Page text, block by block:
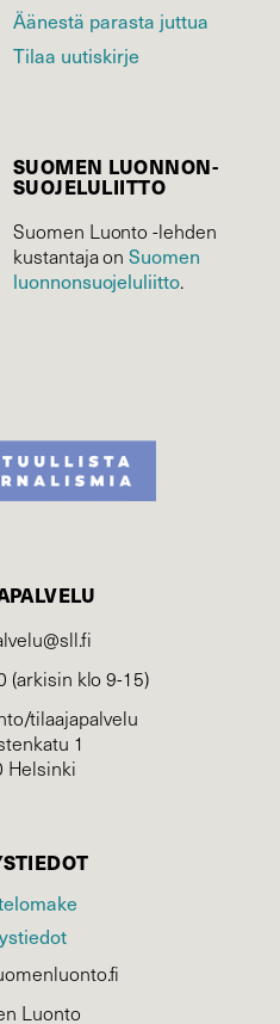
Äänestä parasta juttua
Tilaa uutiskirje
SUOMEN LUONNON­
SUOJELU­LIITTO
Suomen Luonto -lehden
kustantaja onSuomen
luonnonsuojelu­liitto.
(arkisin klo 9-15)
tilaajapalvelu
1
Helsinki
Luonto